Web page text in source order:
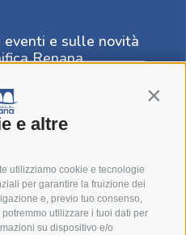
e altre
utilizziamo cookie e tecnologie
per garantire la fruizione dei
e, previo tuo consenso,
utilizzare i tuoi dati per
su dispositivo e/o
e sulle novità
Renana